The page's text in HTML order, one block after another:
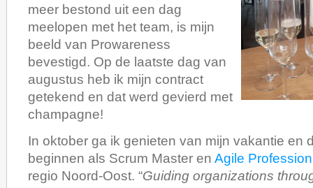
meer bestond uit een dag
meelopen met het team, is mijn
beeld van Prowareness
bevestigd. Op de laatste dag van
augustus heb ik mijn contract
getekend en dat werd gevierd met
champagne!
In oktober ga ik genieten van mijn vakantie en
beginnen als Scrum Master en Agile
regio Noord-Oost. “Guiding organizations